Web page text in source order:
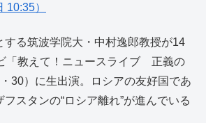
）
する筑波学院大・中村逸郎教授が14
「教えて！ニュースライブ 正義の
30）に生出演。ロシアの友好国であ
スタンの“ロシア離れ”が進んでいる